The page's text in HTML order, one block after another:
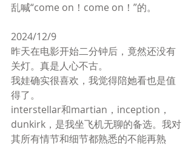
乱喊“come on！come on！”的。
2024/12/9
昨天在电影开始二分钟后，竟然还没有
关灯。真是人心不古。
我娃确实很喜欢，我觉得陪她看也是值
得了。
interstellar和martian，inception，
dunkirk，是我坐飞机无聊的备选。我对
其所有情节和细节都熟悉的不能再熟